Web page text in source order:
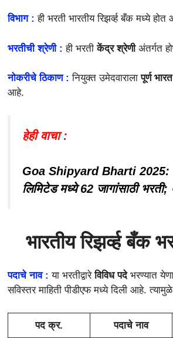
विभाग :ही भरती भारतीय रिझर्व्ह बँक मध्ये होत
भरतीची श्रेणी :ही भरतीकेंद्र श्रेणी अंतर्गत
नोकरीचे ठिकाण :नियुक्त उमेदवाराला पूर्ण
आहे.
हेही वाचा :
Goa Shipyard Bharti 2025:
लिमिटेड मध्ये 62 जागांसाठी
भारतीय रिझर्व्ह बँक
पदाचे नाव : या भरतीद्वारेविविध पदेभरण्यात
सविस्तर माहिती पीडीएफ मध्ये दिली आहे.
पद क्र. पदाचे नाव